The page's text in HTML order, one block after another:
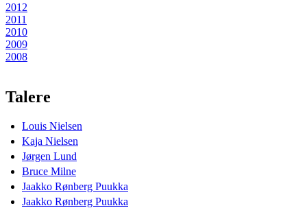
2012
2011
2010
2009
2008
Talere
Louis Nielsen
Kaja Nielsen
Jørgen Lund
Bruce Milne
Jaakko Rønberg Puukka
Jaakko Rønberg Puukka